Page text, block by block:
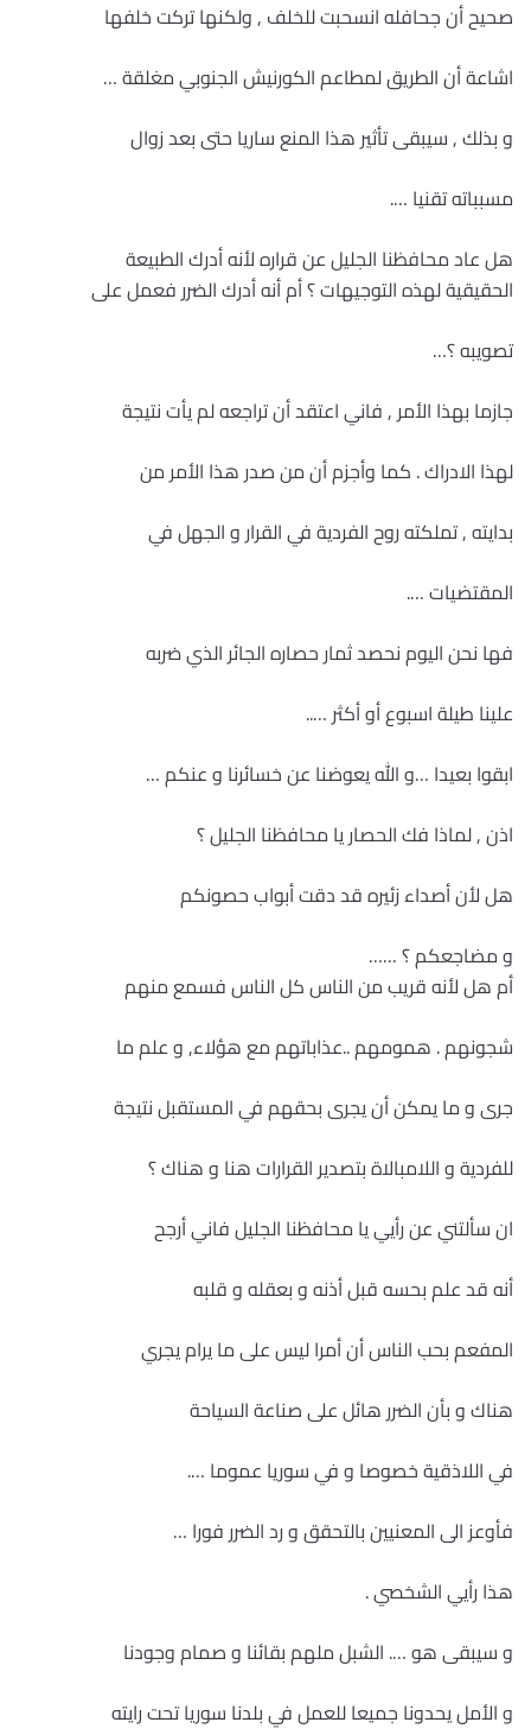
صحيح أن جحافله انسحبت للخلف , ولكنها تركت خلفها
اشاعة أن الطريق لمطاعم الكورنيش الجنوبي مغلقة …
و بذلك , سيبقى تأثير هذا المنع ساريا حتى بعد زوال
مسبباته تقنيا ….
هل عاد محافظنا الجليل عن قراره لأنه أدرك الطبيعة
الحقيقية لهذه التوجيهات ؟ أم أنه أدرك الضرر فعمل على
تصويبه ؟…
جازما بهذا الأمر , فاني اعتقد أن تراجعه لم يأت نتيجة
لهذا الادراك . كما وأجزم أن من صدر هذا الأمر من
بدايته , تملكته روح الفردية في القرار و الجهل في
المقتضيات ….
فها نحن اليوم نحصد ثمار حصاره الجائر الذي ضربه
علينا طيلة اسبوع أو أكثر …..
ابقوا بعيدا …و الله يعوضنا عن خسائرنا و عنكم …
اذن , لماذا فك الحصار يا محافظنا الجليل ؟
هل لأن أصداء زئيره قد دقت أبواب حصونكم
و مضاجعكم ؟ ……
أم هل لأنه قريب من الناس كل الناس فسمع منهم
شجونهم . همومهم ..عذاباتهم مع هؤلاء, و علم ما
جرى و ما يمكن أن يجرى بحقهم في المستقبل نتيجة
للفردية و اللامبالاة بتصدير القرارات هنا و هناك ؟
ان سألتني عن رأيي يا محافظنا الجليل فاني أرجح
أنه قد علم بحسه قبل أذنه و بعقله و قلبه
المفعم بحب الناس أن أمرا ليس على ما يرام يجري
هناك و بأن الضرر هائل على صناعة السياحة
في اللاذقية خصوصا و في سوريا عموما ….
فأوعز الى المعنيين بالتحقق و رد الضرر فورا …
هذا رأيي الشخصي .
و سيبقى هو …. الشبل ملهم بقائنا و صمام وجودنا
و الأمل يحدونا جميعا للعمل في بلدنا سوريا تحت رايته